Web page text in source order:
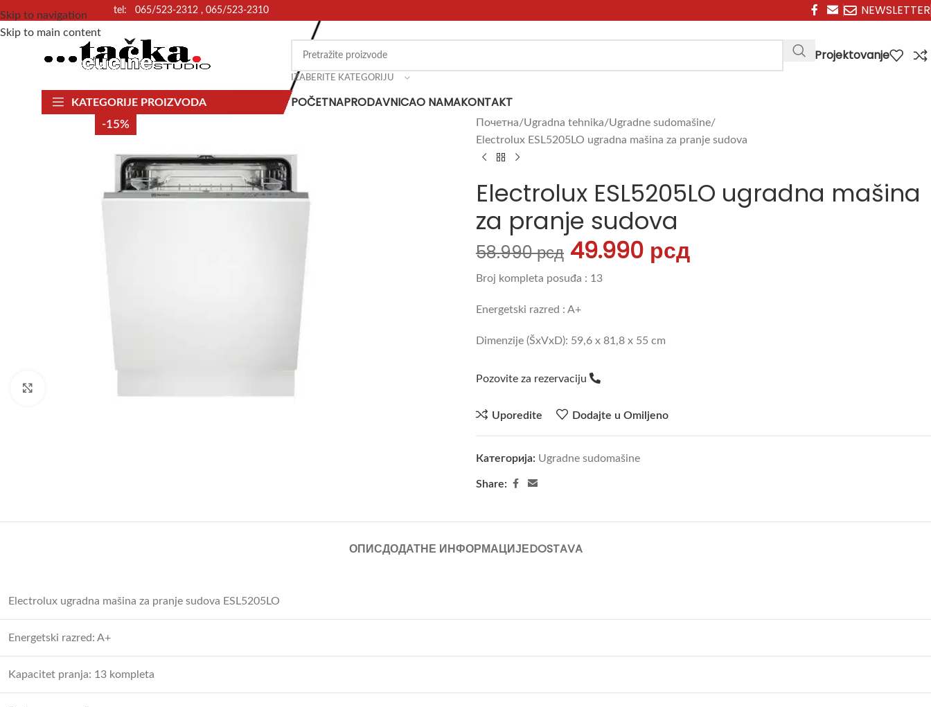
Skip to navigation
Skip to main content
tel: 065/523-2312 , 065/523-2310 NEWSLETTER
IZABERITE KATEGORIJU
Projektovanje
KATEGORIJE PROIZVODA POČETNAPRODAVNICAO NAMAKONTAKT
-15% Почетна Ugradna tehnika Ugradne sudomašine
Electrolux ESL5205LO ugradna mašina za pranje sudova
Electrolux ESL5205LO ugradna mašina
za pranje sudova
58.990рсд 49.990 рсд
Broj kompleta posuđa : 13
Energetski razred : A+
Dimenzije (ŠxVxD): 59,6 x 81,8 x 55 cm
Pozovite za rezervaciju
Uporedite Dodajte u Omiljeno
Категорија: Ugradne sudomašine
Share:
ОПИСДОДАТНЕ ИНФОРМАЦИЈЕDOSTAVA
Electrolux ugradna mašina za pranje sudova ESL5205LO
Energetski razred: A+
Kapacitet pranja: 13 kompleta